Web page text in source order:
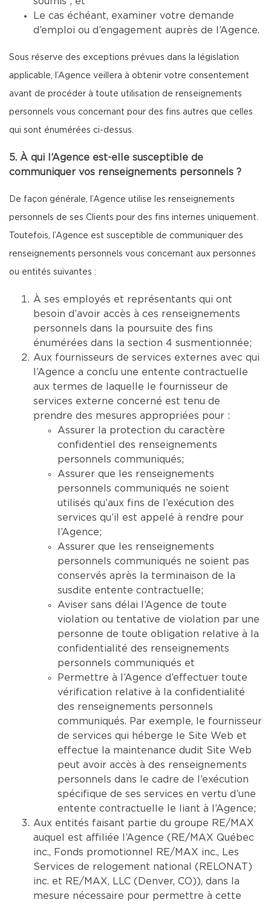
Le cas échéant, examiner votre demande
d’emploi ou d’engagement auprès de l’Agence.
Sous réserve des exceptions prévues dans la législation
applicable, l’Agence veillera à obtenir votre consentement
avant de procéder à toute utilisation de renseignements
personnels vous concernant pour des fins autres que celles
qui sont énumérées ci-dessus.
5. À qui l’Agence est-elle susceptible de
communiquer vos renseignements personnels ?
De façon générale, l’Agence utilise les renseignements
personnels de ses Clients pour des fins internes uniquement.
Toutefois, l’Agence est susceptible de communiquer des
renseignements personnels vous concernant aux personnes
ou entités suivantes :
À ses employés et représentants qui ont
besoin d’avoir accès à ces renseignements
personnels dans la poursuite des fins
énumérées dans la section 4 susmentionnée;
Aux fournisseurs de services externes avec qui
l’Agence a conclu une entente contractuelle
aux termes de laquelle le fournisseur de
services externe concerné est tenu de
prendre des mesures appropriées pour :
Assurer la protection du caractère
confidentiel des renseignements
personnels communiqués;
Assurer que les renseignements
personnels communiqués ne soient
utilisés qu’aux fins de l’exécution des
services qu’il est appelé à rendre pour
l’Agence;
Assurer que les renseignements
personnels communiqués ne soient pas
conservés après la terminaison de la
susdite entente contractuelle;
Aviser sans délai l’Agence de toute
violation ou tentative de violation par une
personne de toute obligation relative à la
confidentialité des renseignements
personnels communiqués et
Permettre à l’Agence d’effectuer toute
vérification relative à la confidentialité
des renseignements personnels
communiqués. Par exemple, le fournisseur
de services qui héberge le Site Web et
effectue la maintenance dudit Site Web
peut avoir accès à des renseignements
personnels dans le cadre de l’exécution
spécifique de ses services en vertu d’une
entente contractuelle le liant à l’Agence;
Aux entités faisant partie du groupe RE/MAX
auquel est affiliée l’Agence (RE/MAX Québec
inc., Fonds promotionnel RE/MAX inc., Les
Services de relogement national (RELONAT)
inc. et RE/MAX, LLC (Denver, CO)), dans la
mesure nécessaire pour permettre à cette